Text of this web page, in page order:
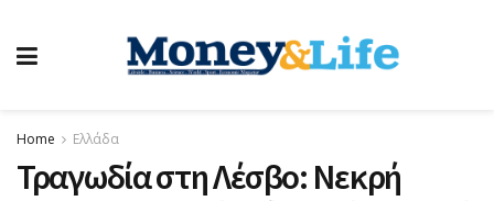
Home Ελλάδα
Τραγωδία στη Λέσβο: Νεκρή